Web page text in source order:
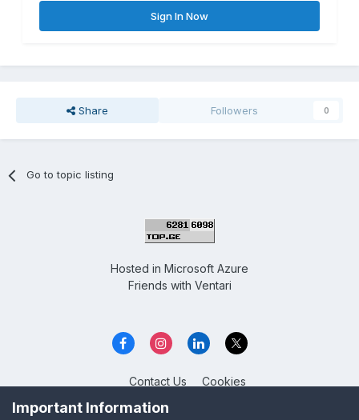
Sign In Now
Share Followers 0
Go to topic listing
Hosted in Microsoft Azure
Friends with Ventari
Contact Us Cookies
Overclockers GE
Powered by Invision Community
Important Information